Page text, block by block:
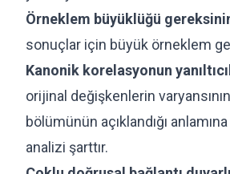
Örneklem büyüklüğü
sonuçlar için büyük örneklem
Kanonik korelasyonun
orijinal değişkenlerin
bölümünün açıklandığı
analizi şarttır.